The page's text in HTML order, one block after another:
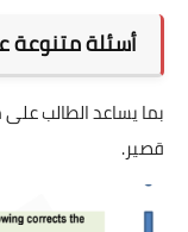
أسئلة متنوعة
بما يساعد الطالب
قصير.